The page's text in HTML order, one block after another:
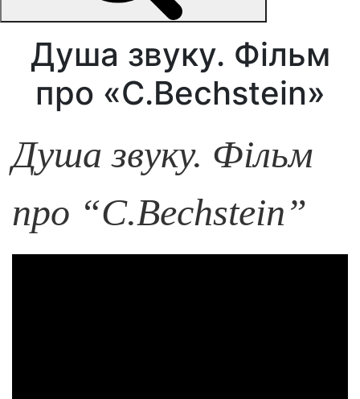
Душа звуку. Фільм
про «C.Bechstein»
Душа звуку. Фільм
про “C.Bechstein”